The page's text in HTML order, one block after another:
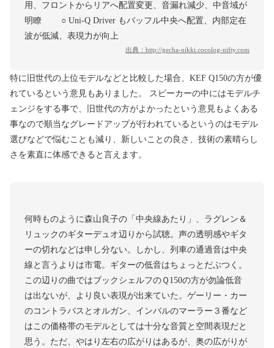
用、フロントからリアへ配置変更、音漏れ減少、中音域が
明瞭 ○ Uni-Q Driver もバッフル中央へ配置、内部定在
波が低減、表現力が向上
出典： http://gecha-nikki.cocolog-nifty.com
特に旧世代の上位モデルなどと比較した場合、KEF Q150の方が優
れているという意見もありました。 スピーカーの中にはモデルチ
ェンジをする事で、旧世代の方がよかったという意見もよくある
事なので順当なグレードアップが行われているというのはモデル
選びなどで悩むことも減り、新しいことの良さ、技術の素晴らし
さを素直に体感できると言えます。
何時ものように森山良子の「中央線あたり」、ラグレン＆
リュックのギターデュオ辺りから試聴。声の透明感やギタ
ーの切れなどは申し分ない。しかし、列車の通過音は中央
線と言うよりは市電。ギターの低音はちょっとだぶつく。
この辺りの曲ではブックシェルフのＱ150の方が勿論低音
は出ないが、より良い表現が出来ていた。ゲーリー・カー
のコントラバスとオルガン、インバルのマーラー３番など
はこの価格帯のモデルとしては十分な音質と空間表現だと
思う。ただ、やはり左右の広がりはあるが、奥の広がりが